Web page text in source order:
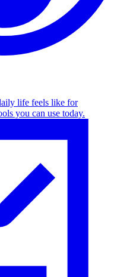
life feels like for
you can use today.